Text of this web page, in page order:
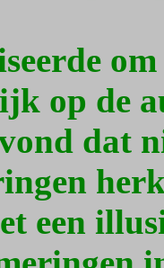
op de
dat
een